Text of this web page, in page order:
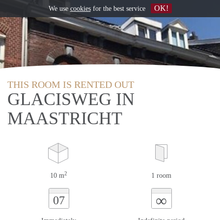
THIS ROOM IS RENTED OUT
GLACISWEG IN
MAASTRICHT
10 m2 1 room
07 ∞
We use cookiesfor the best service OK!